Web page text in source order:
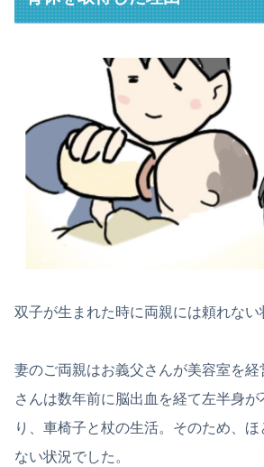
双子が生まれた時に両親には頼れない
妻のご両親はお義父さんが美容室を
さんは数年前に脳出血を経て左半身
り、車椅子と杖の生活。そのため、
ない状況でした。